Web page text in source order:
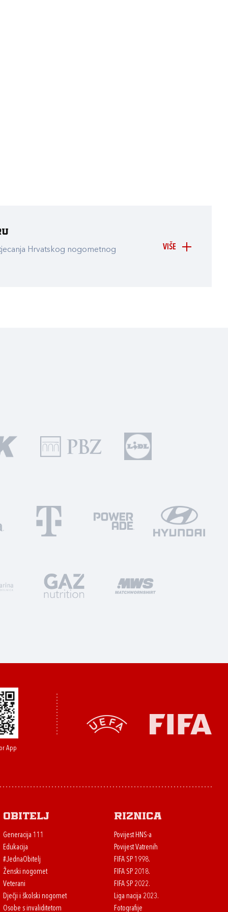
VIŠE
Hrvatskog nogometnog
App
Obitelj
Generacija 111
Edukacija
#JednaObitelj
Ženski nogomet
Veterani
Dječji i školski nogomet
Osobe s invaliditetom
Riznica
Povijest HNS-a
Povijest Vatrenih
FIFA SP 1998.
FIFA SP 2018.
FIFA SP 2022.
Liga nacija 2023.
Fotografije